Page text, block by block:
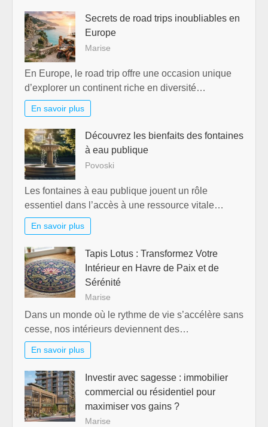
Secrets de road trips inoubliables en
Europe
Marise
En Europe, le road trip offre une occasion unique
d’explorer un continent riche en diversité…
En savoir plus
Découvrez les bienfaits des fontaines
à eau publique
Povoski
Les fontaines à eau publique jouent un rôle
essentiel dans l’accès à une ressource vitale…
En savoir plus
Tapis Lotus : Transformez Votre
Intérieur en Havre de Paix et de
Sérénité
Marise
Dans un monde où le rythme de vie s’accélère sans
cesse, nos intérieurs deviennent des…
En savoir plus
Investir avec sagesse : immobilier
commercial ou résidentiel pour
maximiser vos gains ?
Marise